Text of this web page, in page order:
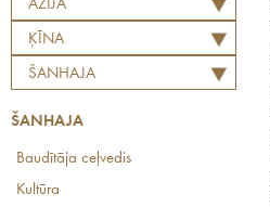
ĀZIJA
ĶĪNA
ŠANHAJA
ŠANHAJA
Baudītāja ceļvedis
Kultūra